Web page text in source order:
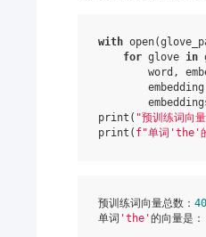
with open(
for glove in
word ,
embedding
print ( "预训练词向
print ( f"单词'the'
预训练词向量总数：
单词 'the'的向量是